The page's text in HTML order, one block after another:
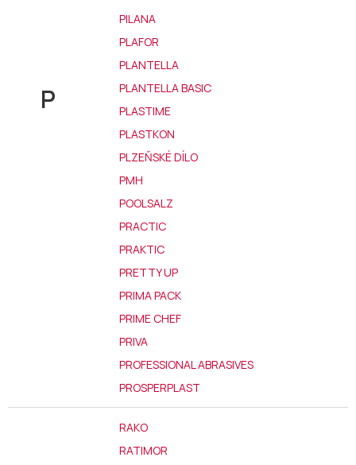
P
PILANA
PLAFOR
PLANTELLA
PLANTELLA BASIC
PLASTIME
PLASTKON
PLZEŇSKÉ DÍLO
PMH
POOLSALZ
PRACTIC
PRAKTIC
PRETTY UP
PRIMA PACK
PRIME CHEF
PRIVA
PROFESSIONAL ABRASIVES
PROSPERPLAST
RAKO
RATIMOR